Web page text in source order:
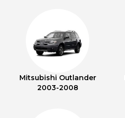
Mitsubishi Outlander
2003-2008